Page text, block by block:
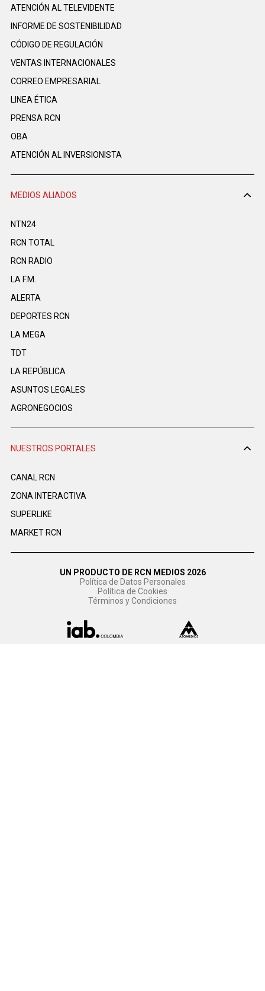
ATENCIÓN AL TELEVIDENTE
INFORME DE SOSTENIBILIDAD
CÓDIGO DE REGULACIÓN
VENTAS INTERNACIONALES
CORREO EMPRESARIAL
LINEA ÉTICA
PRENSA RCN
OBA
ATENCIÓN AL INVERSIONISTA
MEDIOS ALIADOS
NTN24
RCN TOTAL
RCN RADIO
LA F.M.
ALERTA
DEPORTES RCN
LA MEGA
TDT
LA REPÚBLICA
ASUNTOS LEGALES
AGRONEGOCIOS
NUESTROS PORTALES
CANAL RCN
ZONA INTERACTIVA
SUPERLIKE
MARKET RCN
UN PRODUCTO DE RCN MEDIOS 2026
Política de Datos Personales
Política de Cookies
Términos y Condiciones